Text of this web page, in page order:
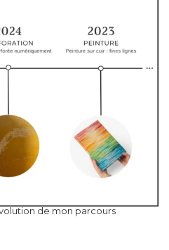
de mon parcours